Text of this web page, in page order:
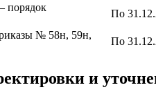
порядок
По
№ 58н, 59н,
По
и